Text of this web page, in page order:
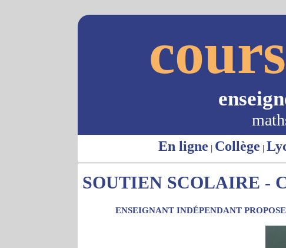
En ligne | Collège |
SOUTIEN SCOLAIRE -
ENSEIGNANT INDÉPENDANT